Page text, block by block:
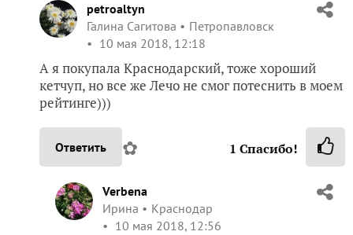
petroaltyn
Галина Сагитова
Петропавловск
10 мая 2018, 12:18
А я покупала Краснодарский, тоже хороший
кетчуп, но все же Лечо не смог потеснить в моем
рейтинге)))
Ответить ✿ 1 Спасибо!
Verbena
Ирина
Краснодар
10 мая 2018, 12:56